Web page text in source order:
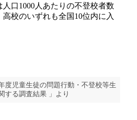
口1000人あたりの不登校者数
校のいずれも全国10位内に入
度児童生徒の問題行動・不登校等生
する調査結果 」より